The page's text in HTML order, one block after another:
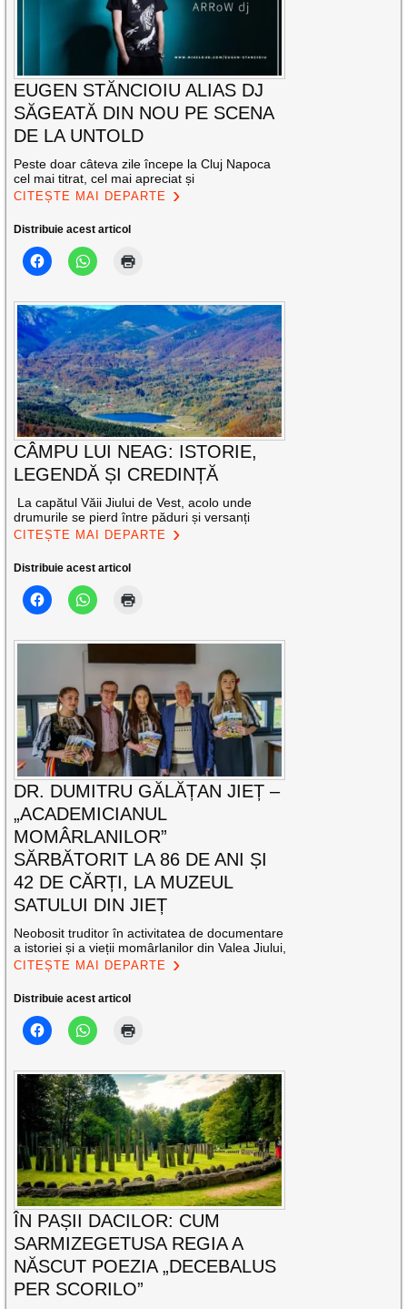
EUGEN STĂNCIOIU ALIAS DJ
SĂGEATĂ DIN NOU PE SCENA
DE LA UNTOLD
Peste doar câteva zile începe la Cluj Napoca
cel mai titrat, cel mai apreciat și
CITEȘTE MAI DEPARTE
Distribuie acest articol
CÂMPU LUI NEAG: ISTORIE,
LEGENDĂ ȘI CREDINȚĂ
La capătul Văii Jiului de Vest, acolo unde
drumurile se pierd între păduri și versanți
CITEȘTE MAI DEPARTE
Distribuie acest articol
DR. DUMITRU GĂLĂȚAN JIEȚ –
„ACADEMICIANUL
MOMÂRLANILOR”
SĂRBĂTORIT LA 86 DE ANI ȘI
42 DE CĂRȚI, LA MUZEUL
SATULUI DIN JIEȚ
Neobosit truditor în activitatea de documentare
a istoriei și a vieții momârlanilor din Valea Jiului,
CITEȘTE MAI DEPARTE
Distribuie acest articol
ÎN PAȘII DACILOR: CUM
SARMIZEGETUSA REGIA A
NĂSCUT POEZIA „DECEBALUS
PER SCORILO”